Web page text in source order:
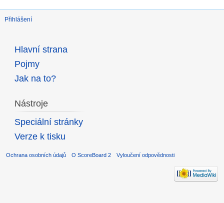
Přihlášení
Hlavní strana
Pojmy
Jak na to?
Nástroje
Speciální stránky
Verze k tisku
Ochrana osobních údajů O ScoreBoard 2 Vyloučení odpovědnosti